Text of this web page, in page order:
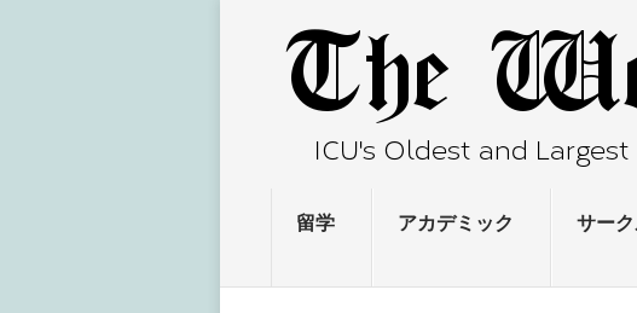
留学 アカデミック サー